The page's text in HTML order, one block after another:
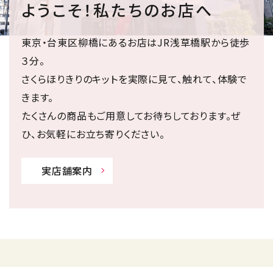
ようこそ！私たちのお店へ
東京・台東区柳橋にあるお店はJR浅草橋駅から徒歩
３分。
さくらほりきりのキットを実際に見て、触れて、体験で
きます。
たくさんの商品もご用意してお待ちしております。ぜ
ひ、お気軽にお立ち寄りください。
実店舗案内